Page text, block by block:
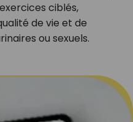
ciblés,
de vie et de
ou sexuels.